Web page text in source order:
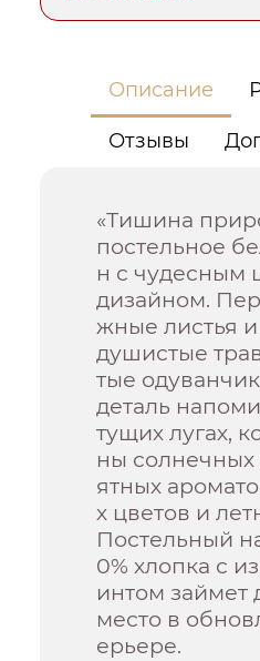
Описание
Отзывы
«Тишина
постельное
н с чудесным
дизайном.
жные листья и
душистые
тые
деталь
тущих лугах,
ны солнечных
ятных
х цветов и
Постельный
0% хлопка с
интом займет
место в
ерьере.